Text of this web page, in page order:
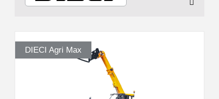
DIECI Agri Max